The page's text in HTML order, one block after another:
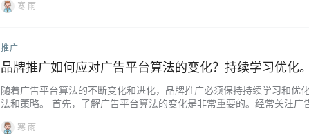
寒 雨
推广
品牌推广如何应对广告平台算法的变化？持续学习优化。
随着广告平台算法的不断变化和进化，品牌推广必须保持持续学习和
法和策略。 首先，了解广告平台算法的变化是非常重要的。经常关注
寒 雨